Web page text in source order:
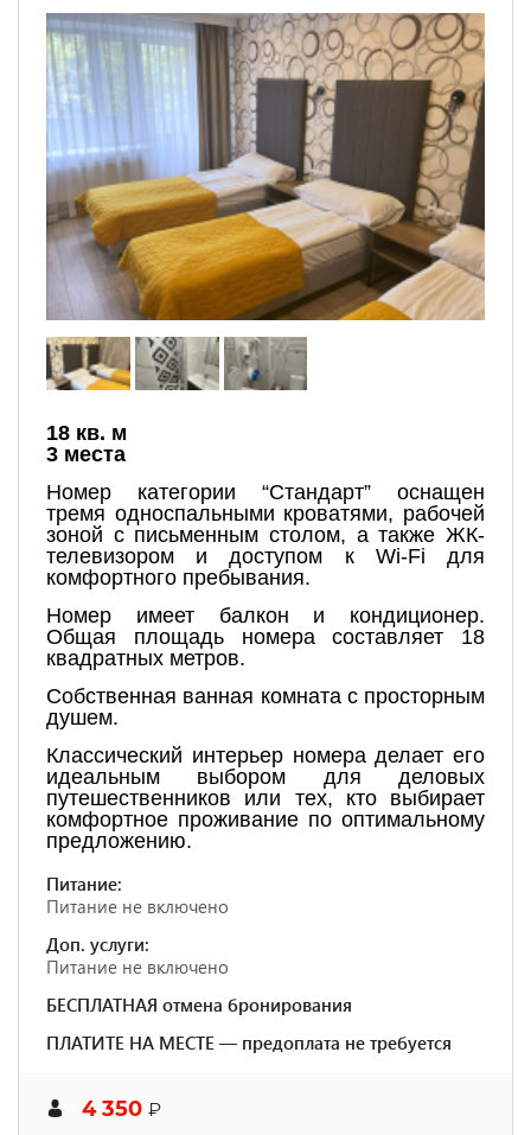
18 кв. м
3 места
Номер категории “Стандарт” оснащен
тремя односпальными кроватями, рабочей
зоной с письменным столом, а также ЖК-
телевизором и доступом к Wi-Fi для
комфортного пребывания.
Номер имеет балкон и кондиционер.
Общая площадь номера составляет 18
квадратных метров.
Собственная ванная комната с просторным
душем.
Классический интерьер номера делает его
идеальным выбором для деловых
путешественников или тех, кто выбирает
комфортное проживание по оптимальному
предложению.
Питание:
Питание не включено
Доп. услуги:
Питание не включено
БЕСПЛАТНАЯ отмена бронирования
ПЛАТИТЕ НА МЕСТЕ — предоплата не требуется
4 350 ₽